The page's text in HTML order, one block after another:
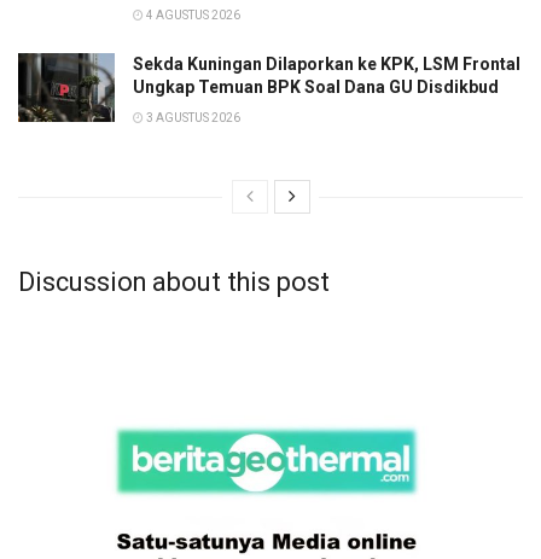
4 AGUSTUS 2026
Sekda Kuningan Dilaporkan ke KPK, LSM Frontal
Ungkap Temuan BPK Soal Dana GU Disdikbud
3 AGUSTUS 2026
Discussion about this post